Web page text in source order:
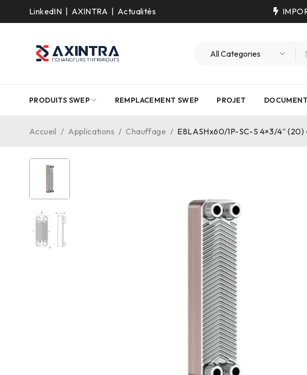
LinkedIN AXINTRA Actualités
PRODUITS SWEP REMPLACEMENT SWEP PROJET
Accueil / Applications / Chauffage / E8LASHx60/1P-SC-S 4×3/4″